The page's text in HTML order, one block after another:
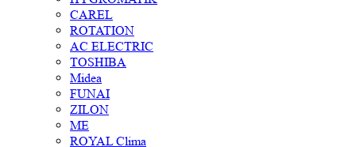
CAREL
ROTATION
AC ELECTRIC
TOSHIBA
Midea
FUNAI
ZILON
ME
ROYAL Clima